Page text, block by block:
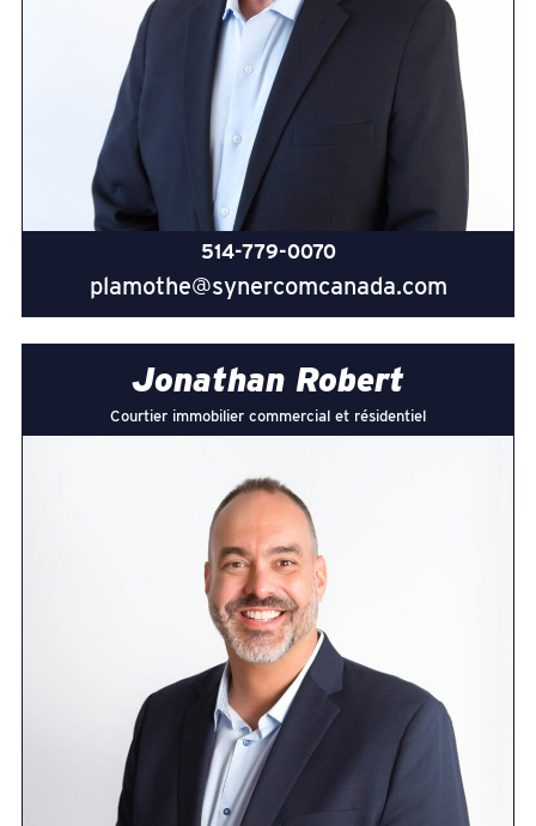
514-779-0070
plamothe@synercomcanada.com
Jonathan Robert
Courtier immobilier commercial et résidentiel